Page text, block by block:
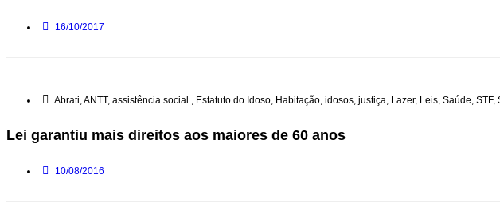
16/10/2017
Abrati,ANTT, assistência social., Estatuto do Idoso, Habitação, idosos, justiça, Lazer, Leis, Saúde, STF,
Lei garantiu mais direitos aos maiores de 60 anos
10/08/2016